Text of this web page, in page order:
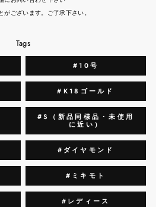
ございます。ご了承下さい。
Tags
#10号
#K18ゴールド
#S（新品同様品・未使用
に近い）
#ダイヤモンド
#ミキモト
#レディース